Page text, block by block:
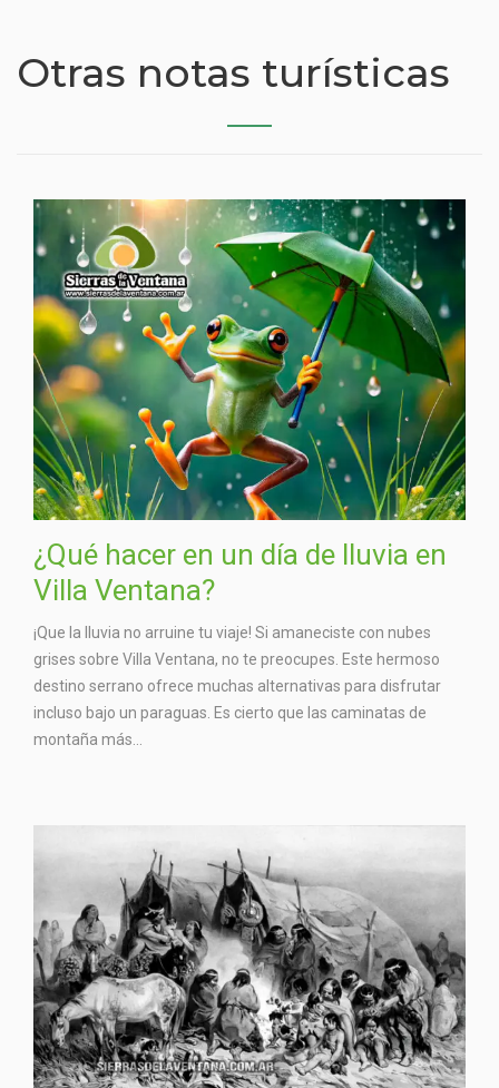
Otras notas turísticas
¿Qué hacer en un día de lluvia en
Villa Ventana?
¡Que la lluvia no arruine tu viaje! Si amaneciste con nubes
grises sobre Villa Ventana, no te preocupes. Este hermoso
destino serrano ofrece muchas alternativas para disfrutar
incluso bajo un paraguas. Es cierto que las caminatas de
montaña más...